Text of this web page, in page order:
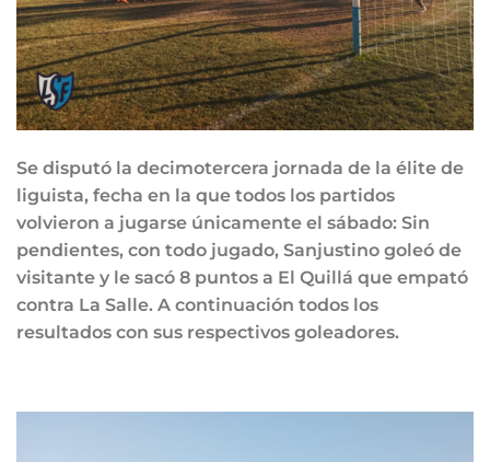
Se disputó la decimotercera jornada de la élite de
liguista, fecha en la que todos los partidos
volvieron a jugarse únicamente el sábado: Sin
pendientes, con todo jugado, Sanjustino goleó de
visitante y le sacó 8 puntos a El Quillá que empató
contra La Salle. A continuación todos los
resultados con sus respectivos goleadores.